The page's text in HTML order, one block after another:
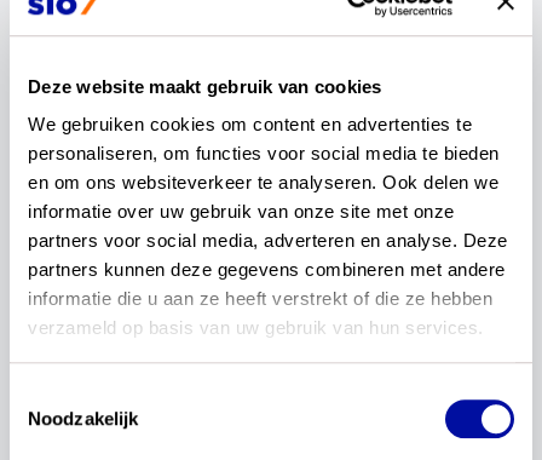
Deze website maakt gebruik van cookies
We gebruiken cookies om content en advertenties te
personaliseren, om functies voor social media te bieden
en om ons websiteverkeer te analyseren. Ook delen we
informatie over uw gebruik van onze site met onze
partners voor social media, adverteren en analyse. Deze
partners kunnen deze gegevens combineren met andere
informatie die u aan ze heeft verstrekt of die ze hebben
verzameld op basis van uw gebruik van hun services.
Noodzakelijk